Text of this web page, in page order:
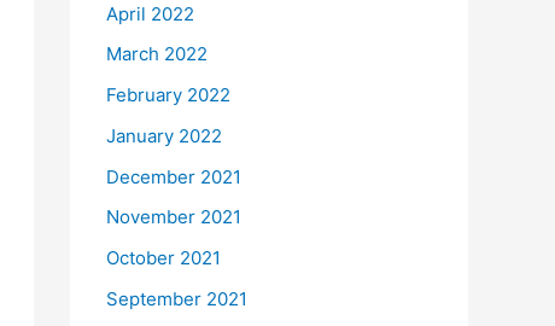
April 2022
March 2022
February 2022
January 2022
December 2021
November 2021
October 2021
September 2021